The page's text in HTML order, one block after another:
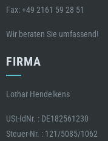
Fax: +49 2161 59 28 51
Wir beraten Sie umfassend!
FIRMA
Lothar Hendelkens
USt-IdNr. : DE182561230
Steuer-Nr. : 121/5085/1062